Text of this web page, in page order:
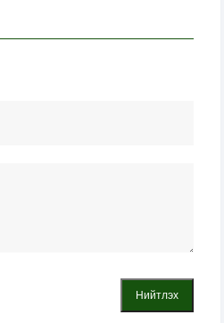
Нийтлэх